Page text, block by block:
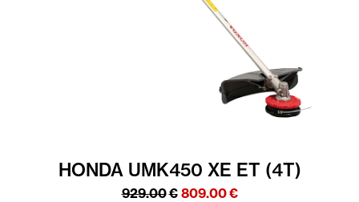
HONDA UMK450 XE ET (4T)
929.00€ Algne
809.00€Praegune